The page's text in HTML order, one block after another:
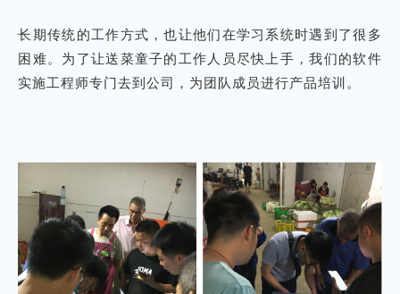
长期传统的工作方式，也让他们在学习系统时遇到了很多
困难。为了让送菜童子的工作人员尽快上手，我们的软件
实施工程师专门去到公司，为团队成员进行产品培训。